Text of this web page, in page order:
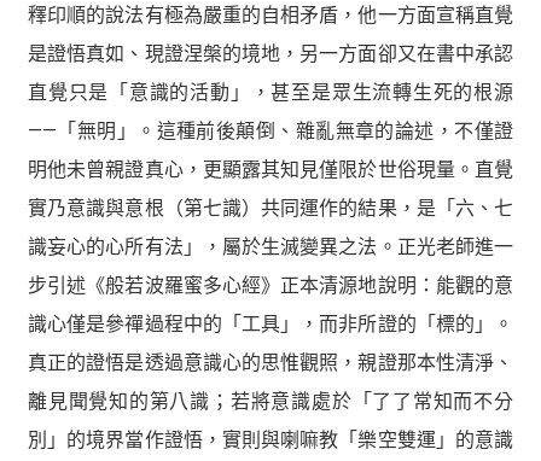
釋印順的說法有極為嚴重的自相矛盾，他一方面宣稱直覺
是證悟真如、現證涅槃的境地，另一方面卻又在書中承認
直覺只是「意識的活動」，甚至是眾生流轉生死的根源
——「無明」。這種前後顛倒、雜亂無章的論述，不僅證
明他未曾親證真心，更顯露其知見僅限於世俗現量。直覺
實乃意識與意根（第七識）共同運作的結果，是「六、七
識妄心的心所有法」，屬於生滅變異之法。正光老師進一
步引述《般若波羅蜜多心經》正本清源地說明：能觀的意
識心僅是參禪過程中的「工具」，而非所證的「標的」。
真正的證悟是透過意識心的思惟觀照，親證那本性清淨、
離見聞覺知的第八識；若將意識處於「了了常知而不分
別」的境界當作證悟，實則與喇嘛教「樂空雙運」的意識